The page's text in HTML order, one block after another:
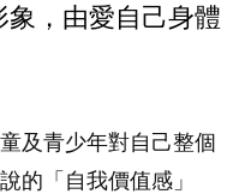
，由愛自己身體
及青少年對自己整個
的「自我價值感」